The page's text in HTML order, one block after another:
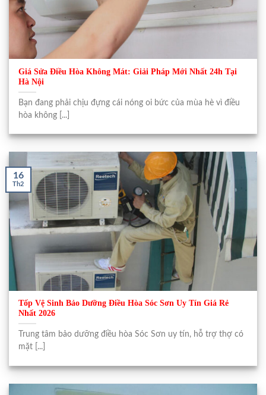
Giá Sửa Điều Hòa Không Mát: Giải Pháp Mới Nhất 24h Tại
Hà Nội
Bạn đang phải chịu đựng cái nóng oi bức của mùa hè vì điều
hòa không [...]
Tốp Vệ Sinh Bảo Dưỡng Điều Hòa Sóc Sơn Uy Tín Giá Rẻ
Nhất 2026
Trung tâm bảo dưỡng điều hòa Sóc Sơn uy tín, hỗ trợ thợ có
mặt [...]
16
Th2